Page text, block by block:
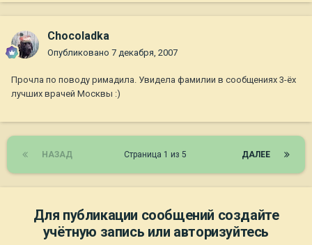
Chocoladka
Опубликовано 7 декабря, 2007
Прочла по поводу римадила. Увидела фамилии в сообщениях 3-ёх
лучших врачей Москвы :)
НАЗАД ДАЛЕЕ
Страница 1 из 5
Для публикации сообщений создайте
учётную запись или авторизуйтесь